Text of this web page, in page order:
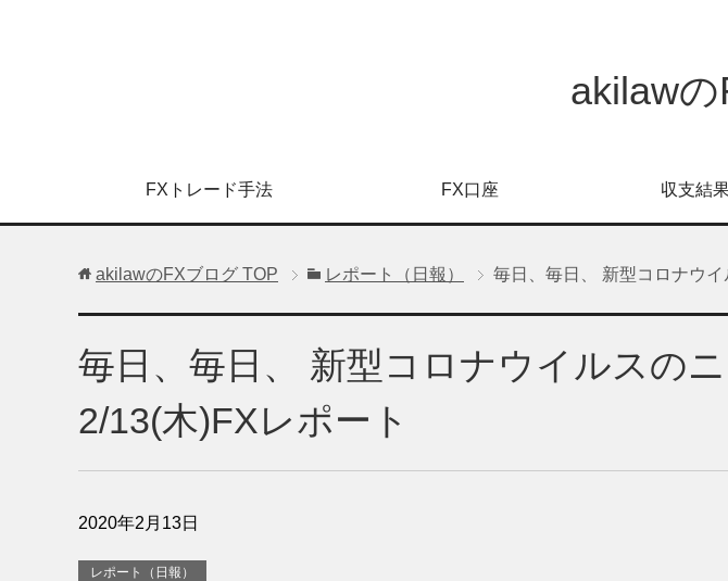
akilaw
FXトレード手法 FX口座 収支結
akilawのFXブログ TOP レポート（日報） 毎日、毎日、 新型コロナウ
毎日、毎日、 新型コロナウイルスのニ
2/13(木)FXレポート
2020年2月13日
レポート（日報）